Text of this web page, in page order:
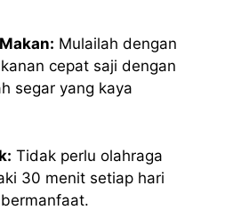
Mulailah dengan
cepat saji dengan
segar yang kaya
Tidak perlu olahraga
30 menit setiap hari